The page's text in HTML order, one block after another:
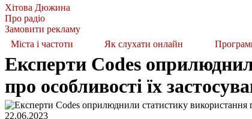
Хітова Дюжина
Про радіо
Замовити рекламу
Міста і частоти
Як слухати онлайн
Експерти Codes
про особливості їх
22.06.2023